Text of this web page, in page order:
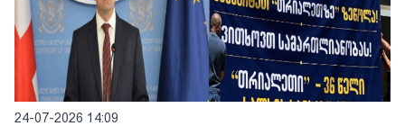
24-07-2026 14:09